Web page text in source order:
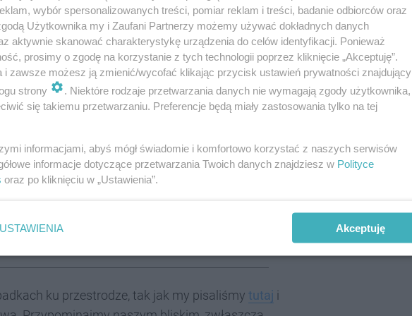
Miejskiej Policji w Częstochowie podkomisarz
aresztu. Dzień później prokurator
jest karą pozbawienia wolności od 6
zapobiegawczy w postaci policyjnego dozoru.
Częstochowa-Południe w Częstochowie.
Kryminalnego KMP w Częstochowie z Komendą
ku przestrodze, tak jak my pisaliśmy tutaj i
wybór spersonalizowanych treści, pomiar reklam i treści, badanie odbiorców oraz
Użytkownika my i Zaufani Partnerzy możemy używać dokładnych danych
aktywnie skanować charakterystykę urządzenia do celów identyfikacji. Ponieważ
prosimy o zgodę na korzystanie z tych technologii poprzez kliknięcie „Akceptuję”.
i zawsze możesz ją zmienić/wycofać klikając przycisk ustawień prywatności znajdujący
strony
. Niektóre rodzaje przetwarzania danych nie wymagają zgody użytkownika,
się takiemu przetwarzaniu. Preferencje będą miały zastosowania tylko na tej
informacjami, abyś mógł świadomie i komfortowo korzystać z naszych serwisów
informacje dotyczące przetwarzania Twoich danych znajdziesz w Polityce
oraz po kliknięciu w „Ustawienia”.
USTAWIENIA Akceptuję